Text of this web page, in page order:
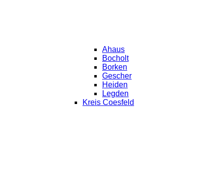
Ahaus
Bocholt
Borken
Gescher
Heiden
Legden
Kreis Coesfeld